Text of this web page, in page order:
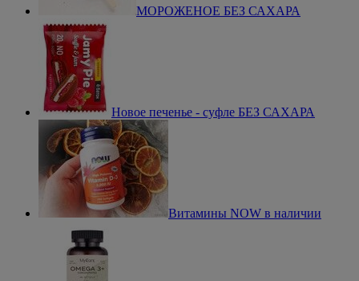
МОРОЖЕНОЕ БЕЗ САХАРА
Новое печенье - суфле БЕЗ САХАРА
Витамины NOW в наличии